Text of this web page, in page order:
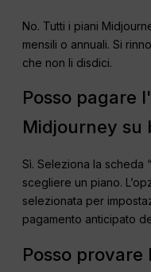
No. Tutti i piani
mensili o annuali. Si
che non li disdici.
Posso pagare
Midjourney su
Sì. Seleziona la scheda
scegliere un piano.
selezionata per
pagamento anticipato
Posso provare